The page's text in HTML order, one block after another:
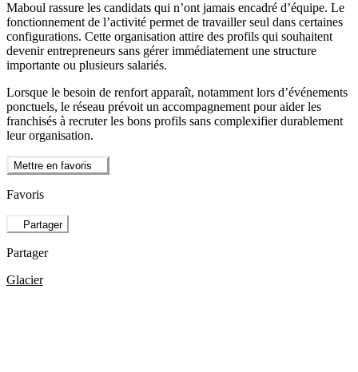
Maboul rassure les candidats qui n’ont jamais encadré d’équipe. Le
fonctionnement de l’activité permet de travailler seul dans certaines
configurations. Cette organisation attire des profils qui souhaitent
devenir entrepreneurs sans gérer immédiatement une structure
importante ou plusieurs salariés.
Lorsque le besoin de renfort apparaît, notamment lors d’événements
ponctuels, le réseau prévoit un accompagnement pour aider les
franchisés à recruter les bons profils sans complexifier durablement
leur organisation.
Mettre en favoris
Favoris
Partager
Partager
Glacier